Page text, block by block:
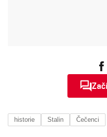
historie Stalin Čečenci